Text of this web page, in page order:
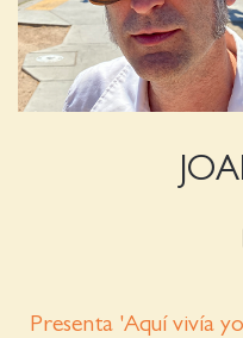
Presenta 'Aquí vivía